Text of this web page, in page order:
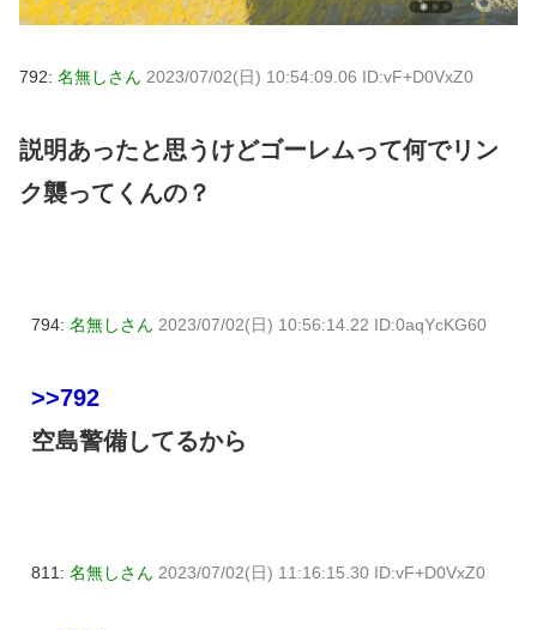
792: 名無しさん 2023/07/02(日) 10:54:09.06 ID:vF+D0VxZ0
説明あったと思うけどゴーレムって何でリン
ク襲ってくんの？
794: 名無しさん 2023/07/02(日) 10:56:14.22 ID:0aqYcKG60
>>792
空島警備してるから
811: 名無しさん 2023/07/02(日) 11:16:15.30 ID:vF+D0VxZ0